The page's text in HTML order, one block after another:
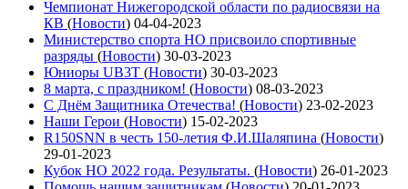
Чемпионат Нижегородской области по радиосвязи на
КВ (Новости) 04-04-2023
Министерство спорта НО присвоило спортивные
разряды (Новости) 30-03-2023
Юниоры UB3T (Новости) 30-03-2023
8 марта, с праздником! (Новости) 08-03-2023
С Днём Защитника Отечества! (Новости) 23-02-2023
Наши Герои (Новости) 15-02-2023
R150SNN в честь 150-летия Ф.И.Шаляпина (Новости)
29-01-2023
Кубок НО 2022 года. Результаты. (Новости) 26-01-2023